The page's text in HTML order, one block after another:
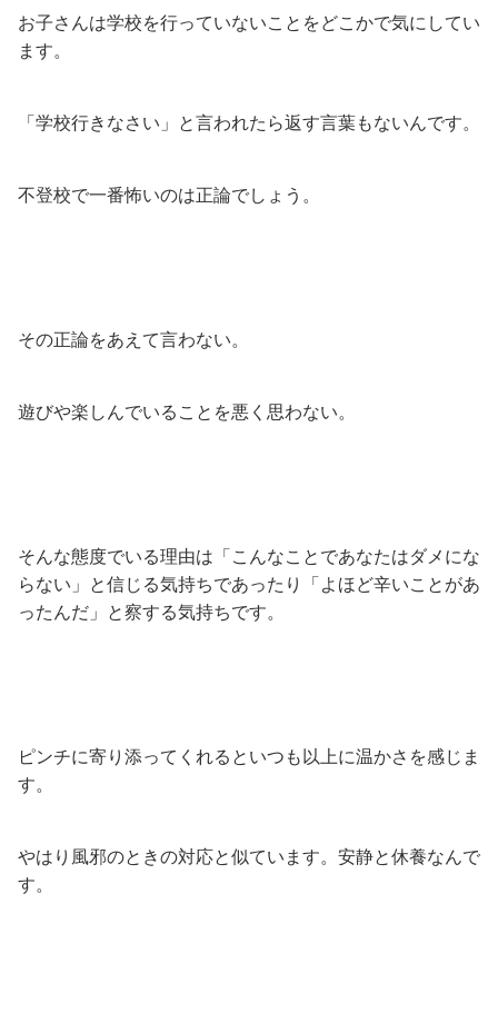
お子さんは学校を行っていないことをどこかで気にしてい
ます。
「学校行きなさい」と言われたら返す言葉もないんです。
不登校で一番怖いのは正論でしょう。
その正論をあえて言わない。
遊びや楽しんでいることを悪く思わない。
そんな態度でいる理由は「こんなことであなたはダメにな
らない」と信じる気持ちであったり「よほど辛いことがあ
ったんだ」と察する気持ちです。
ピンチに寄り添ってくれるといつも以上に温かさを感じま
す。
やはり風邪のときの対応と似ています。安静と休養なんで
す。